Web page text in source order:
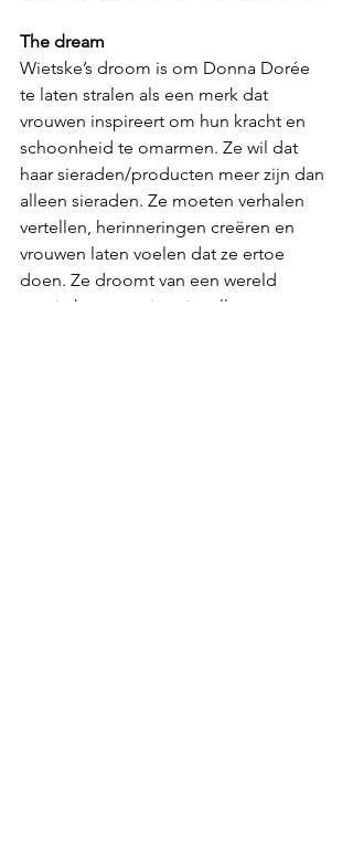
The dream
Wietske’s droom is om Donna Dorée
te laten stralen als een merk dat
vrouwen inspireert om hun kracht en
schoonheid te omarmen. Ze wil dat
haar sieraden/producten meer zijn dan
alleen sieraden. Ze moeten verhalen
vertellen, herinneringen creëren en
vrouwen laten voelen dat ze ertoe
doen. Ze droomt van een wereld
waarin haar creaties niet alleen